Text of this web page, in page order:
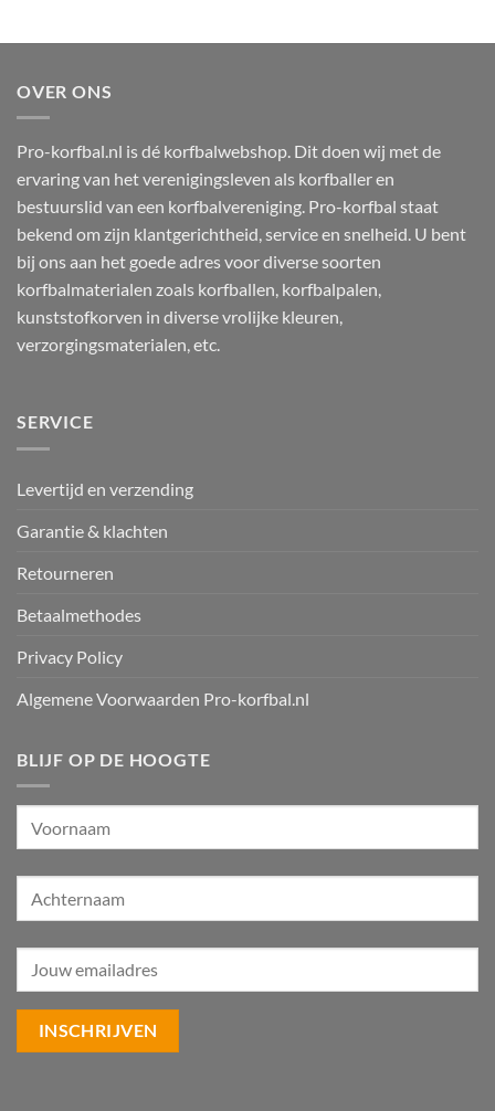
OVER ONS
Pro-korfbal.nl is dé korfbalwebshop. Dit doen wij met de
ervaring van het verenigingsleven als korfballer en
bestuurslid van een korfbalvereniging. Pro-korfbal staat
bekend om zijn klantgerichtheid, service en snelheid. U bent
bij ons aan het goede adres voor diverse soorten
korfbalmaterialen zoals korfballen, korfbalpalen,
kunststofkorven in diverse vrolijke kleuren,
verzorgingsmaterialen, etc.
SERVICE
Levertijd en verzending
Garantie & klachten
Retourneren
Betaalmethodes
Privacy Policy
Algemene Voorwaarden Pro-korfbal.nl
BLIJF OP DE HOOGTE